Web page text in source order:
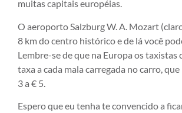
muitas capitais européias.
O aeroporto Salzburg W. A. Mozart
8 km do centro histórico e de lá você
Lembre-se de que na Europa os taxistas
taxa a cada mala carregada no carro,
3 a € 5.
Espero que eu tenha te convencido a